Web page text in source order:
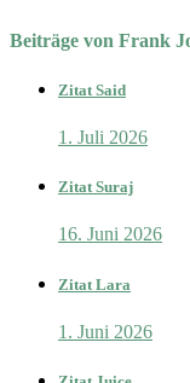
Beiträge von Frank
Zitat Said
1. Juli 2026
Zitat Suraj
16. Juni 2026
Zitat Lara
1. Juni 2026